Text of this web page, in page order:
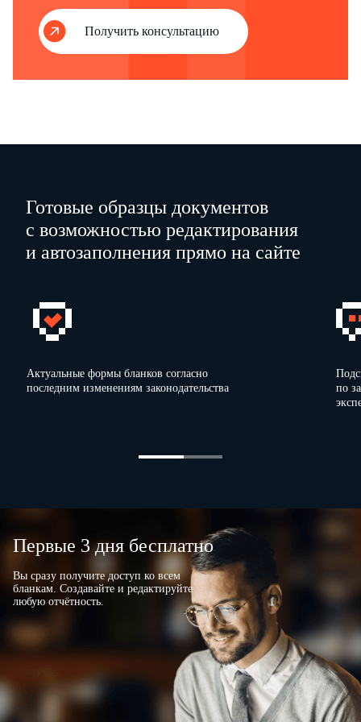
Получить консультацию
Готовые образцы документов
с возможностью редактирования
и автозаполнения прямо на сайте
Актуальные формы бланков согласно
последним изменениям законодательства
по
Первые 3 дня бесплатно
Вы сразу получите доступ ко всем
бланкам. Создавайте и редактируйте
любую отчётность.